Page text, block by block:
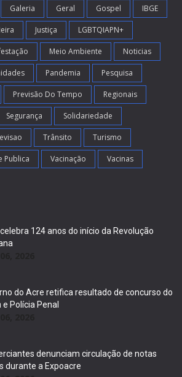
Galeria Geral Gospel IBGE
Justiça LGBTQIAPN+
Meio Ambiente Noticias
Pandemia Pesquisa
Previsão Do Tempo Regionais
Segurança Solidariedade
Trânsito Turismo
Publica Vacinação Vacinas
124 anos do início da Revolução
do Acre retifica resultado de concurso do
e Polícia Penal
denunciam circulação de notas
durante a Expoacre